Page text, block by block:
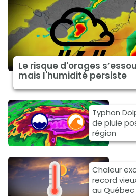
Le risque d'orages
mais l'humidité persiste
Typhon
de pluie
région
Chaleur
record
au Québec